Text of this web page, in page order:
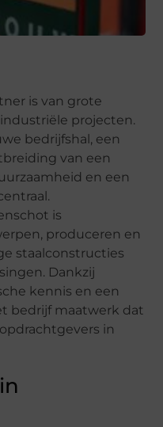
is van grote
projecten.
bedrijfshal, een
van een
en een
is
produceren en
staalconstructies
Dankzij
kennis en een
bedrijf maatwerk dat
in